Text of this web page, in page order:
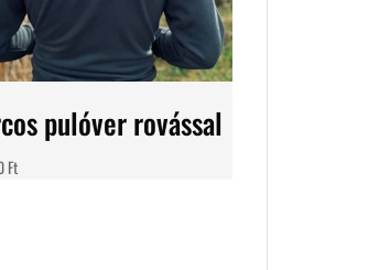
pulóver rovással
Ft